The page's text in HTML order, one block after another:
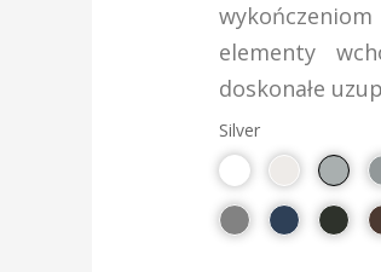
elementy
doskonałe
Silver